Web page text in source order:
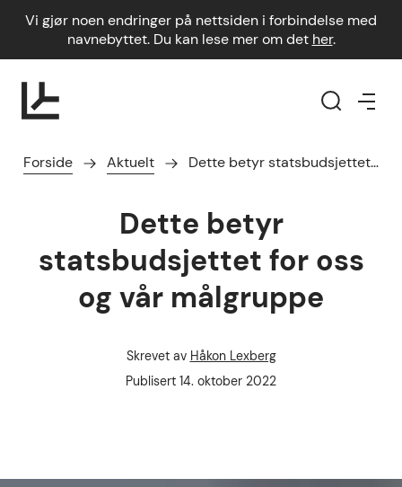
Vi gjør noen endringer på nettsiden i forbindelse med
navnebyttet. Du kan lese mer om det her.
Forside Aktuelt Dette betyr statsbudsjettet…
Dette betyr
statsbudsjettet for oss
og vår målgruppe
Forfatter
Skrevet av Håkon Lexberg
Publisert dato
Publisert 14. oktober 2022